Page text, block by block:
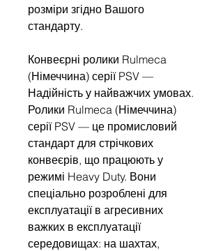
розміри згідно Вашого
стандарту.
Конвеєрні ролики Rulmeca
(Німеччина) серії PSV —
Надійність у найважчих умовах.
Ролики Rulmeca (Німеччина)
серії PSV — це промисловий
стандарт для стрічкових
конвеєрів, що працюють у
режимі Heavy Duty. Вони
спеціально розроблені для
експлуатації в агресивних
важких в експлуатації
середовищах: на шахтах,